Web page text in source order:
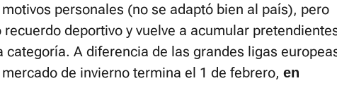
personales (no se adaptó bien al país), pero
recuerdo deportivo y vuelve a acumular
categoría. A diferencia de las grandes ligas
de invierno termina el 1 de febrero, en